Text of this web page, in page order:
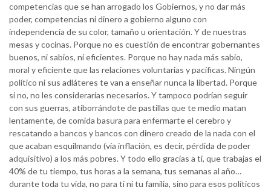
competencias que se han arrogado los Gobiernos, y no dar más
poder, competencias ni dinero a gobierno alguno con
independencia de su color, tamaño u orientación. Y de nuestras
mesas y cocinas. Porque no es cuestión de encontrar gobernantes
buenos, ni sabios, ni eficientes. Porque no hay nada más sabio,
moral y eficiente que las relaciones voluntarias y pacíficas. Ningún
político ni sus adláteres te van a enseñar nunca la libertad. Porque
si no, no les considerarías necesarios. Y tampoco podrían seguir
con sus guerras, atiborrándote de pastillas que te medio matan
lentamente, de comida basura para enfermarte el cerebro y
rescatando a bancos y bancos con dinero creado de la nada con el
que acaban esquilmando (vía inflación, es decir, pérdida de poder
adquisitivo) a los más pobres. Y todo ello gracias a ti, que trabajas el
40% de tu tiempo, tus horas a la semana, tus semanas al año…
durante toda tu vida, no para ti ni tu familia, sino para esos políticos